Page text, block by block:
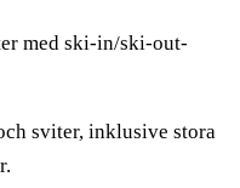
med ski-in/ski-out-
sviter, inklusive stora